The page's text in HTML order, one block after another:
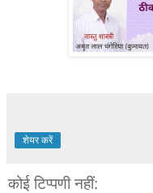
शेयर करें
कोई टिप्पणी नहीं: